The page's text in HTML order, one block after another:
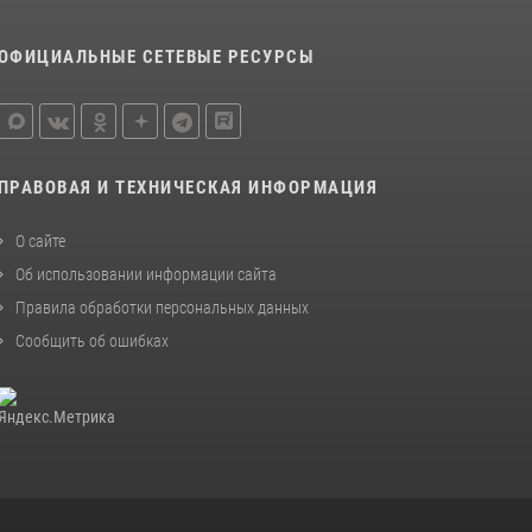
СЕТЕВЫЕ РЕСУРСЫ
И ТЕХНИЧЕСКАЯ ИНФОРМАЦИЯ
О сайте
Об использовании информации сайта
Правила обработки персональных данных
Сообщить об ошибках